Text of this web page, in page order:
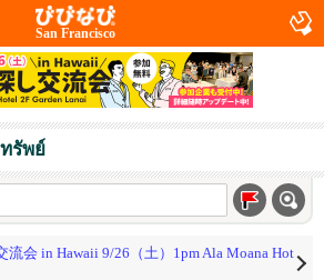
San Francisco
รัพย์
流会 in Hawaii 9/26（土）1pm Ala Moana Hot